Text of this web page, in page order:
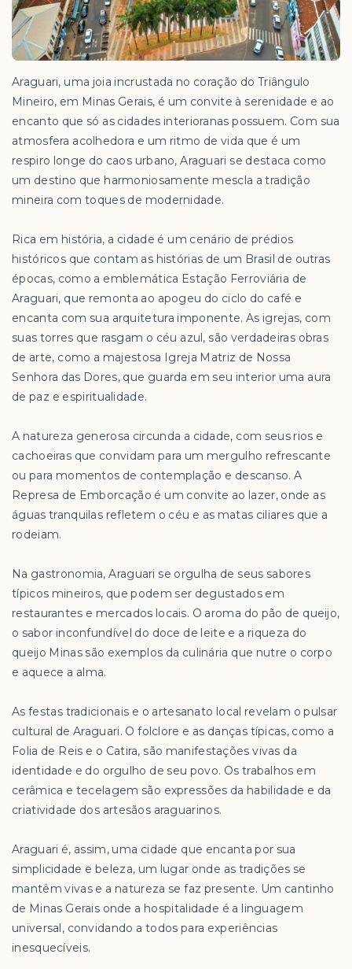
Araguari, uma joia incrustada no coração do Triângulo
Mineiro, em Minas Gerais, é um convite à serenidade e ao
encanto que só as cidades interioranas possuem. Com sua
atmosfera acolhedora e um ritmo de vida que é um
respiro longe do caos urbano, Araguari se destaca como
um destino que harmoniosamente mescla a tradição
mineira com toques de modernidade.
Rica em história, a cidade é um cenário de prédios
históricos que contam as histórias de um Brasil de outras
épocas, como a emblemática Estação Ferroviária de
Araguari, que remonta ao apogeu do ciclo do café e
encanta com sua arquitetura imponente. As igrejas, com
suas torres que rasgam o céu azul, são verdadeiras obras
de arte, como a majestosa Igreja Matriz de Nossa
Senhora das Dores, que guarda em seu interior uma aura
de paz e espiritualidade.
A natureza generosa circunda a cidade, com seus rios e
cachoeiras que convidam para um mergulho refrescante
ou para momentos de contemplação e descanso. A
Represa de Emborcação é um convite ao lazer, onde as
águas tranquilas refletem o céu e as matas ciliares que a
rodeiam.
Na gastronomia, Araguari se orgulha de seus sabores
típicos mineiros, que podem ser degustados em
restaurantes e mercados locais. O aroma do pão de queijo,
o sabor inconfundível do doce de leite e a riqueza do
queijo Minas são exemplos da culinária que nutre o corpo
e aquece a alma.
As festas tradicionais e o artesanato local revelam o pulsar
cultural de Araguari. O folclore e as danças típicas, como a
Folia de Reis e o Catira, são manifestações vivas da
identidade e do orgulho de seu povo. Os trabalhos em
cerâmica e tecelagem são expressões da habilidade e da
criatividade dos artesãos araguarinos.
Araguari é, assim, uma cidade que encanta por sua
simplicidade e beleza, um lugar onde as tradições se
mantêm vivas e a natureza se faz presente. Um cantinho
de Minas Gerais onde a hospitalidade é a linguagem
universal, convidando a todos para experiências
inesquecíveis.